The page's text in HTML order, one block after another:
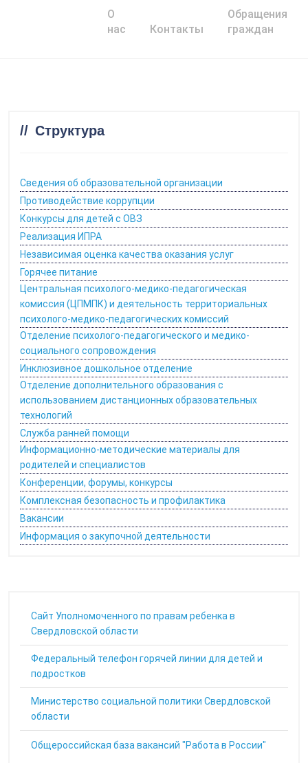
О
нас
Контакты
Обращения
граждан
Структура
Сведения об образовательной организации
Противодействие коррупции
Конкурсы для детей с ОВЗ
Реализация ИПРА
Независимая оценка качества оказания услуг
Горячее питание
Центральная психолого-медико-педагогическая
комиссия (ЦПМПК) и деятельность территориальных
психолого-медико-педагогических комиссий
Отделение психолого-педагогического и медико-
социального сопровождения
Инклюзивное дошкольное отделение
Отделение дополнительного образования с
использованием дистанционных образовательных
технологий
Служба ранней помощи
Информационно-методические материалы для
родителей и специалистов
Конференции, форумы, конкурсы
Комплексная безопасность и профилактика
Вакансии
Информация о закупочной деятельности
Cайт Уполномоченного по правам ребенка в
Свердловской области
Федеральный телефон горячей линии для детей и
подростков
Министерство социальной политики Свердловской
области
Общероссийская база вакансий "Работа в России"